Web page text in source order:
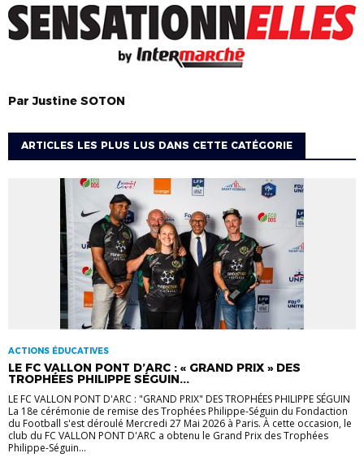
ParJustine SOTON
ARTICLES LES PLUS LUS DANS CETTE CATÉGORIE
ACTIONS ÉDUCATIVES
LE FC VALLON PONT D’ARC : « GRAND PRIX » DES
TROPHÉES PHILIPPE SÉGUIN...
LE FC VALLON PONT D'ARC : "GRAND PRIX" DES TROPHÉES PHILIPPE SÉGUIN
La 18e cérémonie de remise des Trophées Philippe-Séguin du Fondaction
du Football s'est déroulé Mercredi 27 Mai 2026 à Paris. À cette occasion, le
club du FC VALLON PONT D'ARC a obtenu le Grand Prix des Trophées
Philippe-Séguin...